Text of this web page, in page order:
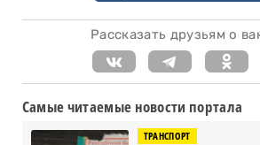
Рассказать друзьям о
Самые читаемые новости портала
ТРАНСПОРТ